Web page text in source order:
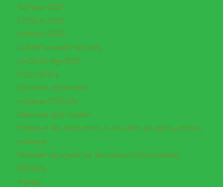
Archives 2021
Archives 2022
Archives 2023
Cultiver la qualité des sols
La Chaire AgroSYS
Plus anciens…
Approche systémique
Livrables REGAIN
Membres de la Chaire
Préserver les ressources en eau dans les agrosystèmes
Contacts
Refonder les systèmes de culture sur la diversisté
REGAIN
Travaux